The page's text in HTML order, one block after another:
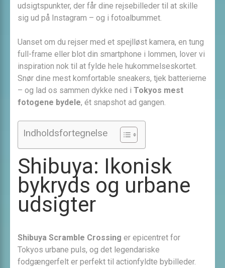
udsigtspunkter, der får dine rejsebilleder til at skille
sig ud på Instagram – og i fotoalbummet.
Uanset om du rejser med et spejlløst kamera, en tung
full-frame eller blot din smartphone i lommen, lover vi
inspiration nok til at fylde hele hukommelseskortet.
Snør dine mest komfortable sneakers, tjek batterierne
– og lad os sammen dykke ned i Tokyos mest
fotogene bydele, ét snapshot ad gangen.
Indholdsfortegnelse
Shibuya: Ikonisk
bykryds og urbane
udsigter
Shibuya Scramble Crossing er epicentret for
Tokyos urbane puls, og det legendariske
fodgængerfelt er perfekt til actionfyldte bybilleder.